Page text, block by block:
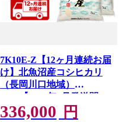
7K10E-Z【12ヶ月連続お届
け】北魚沼産コシヒカリ
（長岡川口地域）
10kg【2026年8月発送開
始】
336,000 円